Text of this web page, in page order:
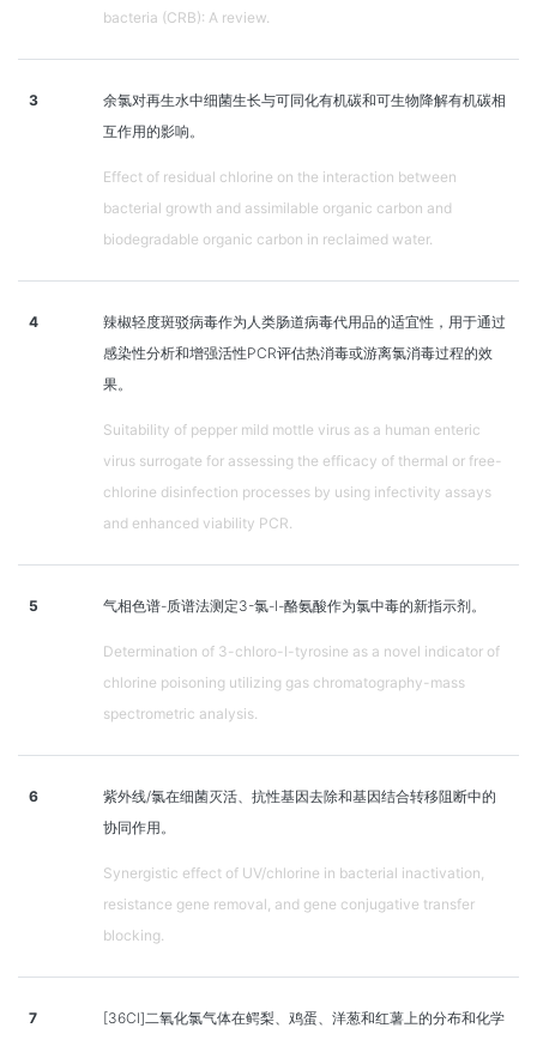
bacteria (CRB): A review.
3
余氯对再生水中细菌生长与可同化有机碳和可生物降解有机碳相
互作用的影响。
Effect of residual chlorine on the interaction between
bacterial growth and assimilable organic carbon and
biodegradable organic carbon in reclaimed water.
4
辣椒轻度斑驳病毒作为人类肠道病毒代用品的适宜性，用于通过
感染性分析和增强活性PCR评估热消毒或游离氯消毒过程的效
果。
Suitability of pepper mild mottle virus as a human enteric
virus surrogate for assessing the efficacy of thermal or free-
chlorine disinfection processes by using infectivity assays
and enhanced viability PCR.
5 气相色谱-质谱法测定3-氯-l-酪氨酸作为氯中毒的新指示剂。
Determination of 3-chloro-l-tyrosine as a novel indicator of
chlorine poisoning utilizing gas chromatography-mass
spectrometric analysis.
6
紫外线/氯在细菌灭活、抗性基因去除和基因结合转移阻断中的
协同作用。
Synergistic effect of UV/chlorine in bacterial inactivation,
resistance gene removal, and gene conjugative transfer
blocking.
7
[36Cl]二氧化氯气体在鳄梨、鸡蛋、洋葱和红薯上的分布和化学